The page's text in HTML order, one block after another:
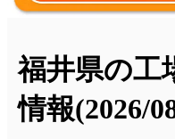
福井県の工
情報(2026/